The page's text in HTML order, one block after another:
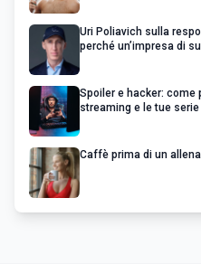
Uri Poliavich sulla
perché un’impresa di
Spoiler e hacker: come
streaming e le tue
Caffè prima di un